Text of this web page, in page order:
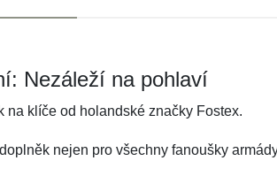
Nezáleží na pohlaví
na klíče od holandské značky Fostex.
nejen pro všechny fanoušky